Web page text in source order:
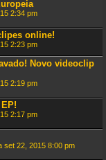
2:34 pm
online!
2:23 pm
Novo videoclip
2:19 pm
2:17 pm
set 22, 2015 8:00 pm